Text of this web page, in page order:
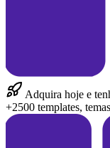
Adquira hoje e
+2500 templates,